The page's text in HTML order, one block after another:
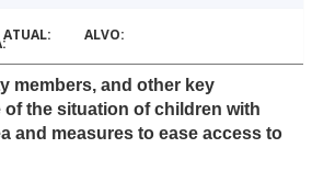
members, and other key
of the situation of children with
and measures to ease access to